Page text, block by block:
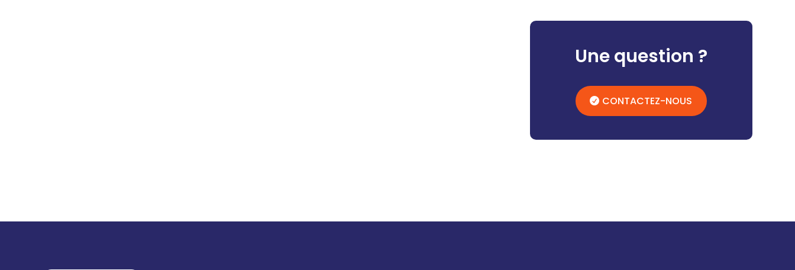
Une question ?
CONTACTEZ-NOUS